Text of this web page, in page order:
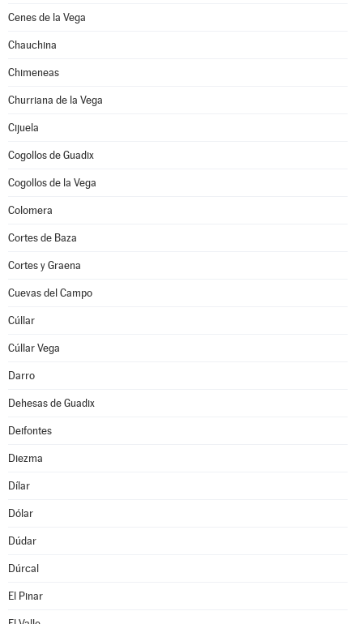
Cenes de la Vega
Chauchina
Chimeneas
Churriana de la Vega
Cijuela
Cogollos de Guadix
Cogollos de la Vega
Colomera
Cortes de Baza
Cortes y Graena
Cuevas del Campo
Cúllar
Cúllar Vega
Darro
Dehesas de Guadix
Deifontes
Diezma
Dílar
Dólar
Dúdar
Dúrcal
El Pinar